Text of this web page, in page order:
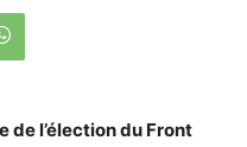
de l’élection du Front